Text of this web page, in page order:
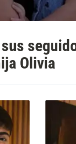
Olivia